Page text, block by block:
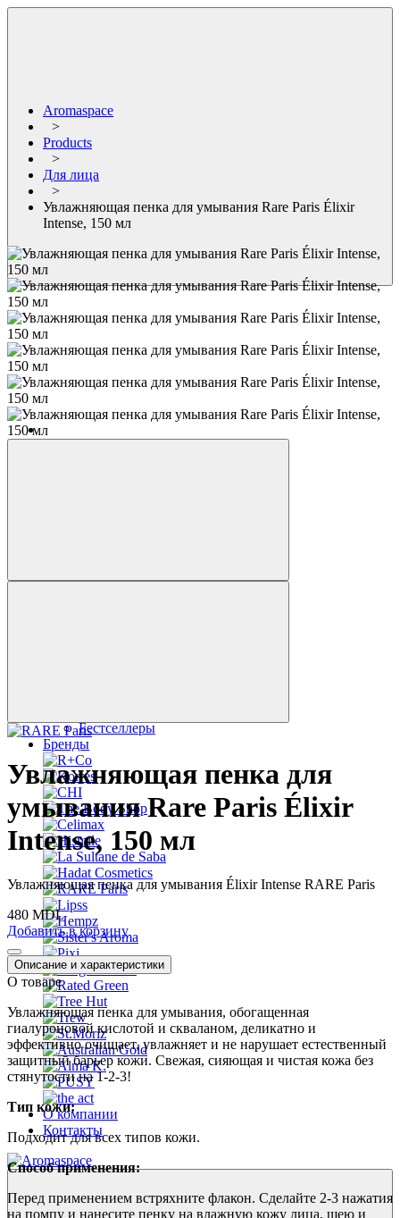
Каталог
Бестселлеры
Бренды
О компании
Контакты
Aromaspace
>
Products
>
Для лица
>
Увлажняющая пенка для умывания Rare Paris Élixir
Intense, 150 мл
Увлажняющая пенка для
умывания Rare Paris Élixir
Intense, 150 мл
Увлажняющая пенка для умывания Élixir Intense RARE Paris
480 MDL
Добавить в корзину
Описание и характеристики
О товаре
Увлажняющая пенка для умывания, обогащенная
гиалуроновой кислотой и скваланом, деликатно и
эффективно очищает, увлажняет и не нарушает естественный
защитный барьер кожи. Свежая, сияющая и чистая кожа без
стянутости на 1-2-3!
Тип кожи:
Подходит для всех типов кожи.
Способ применения:
Перед применением встряхните флакон. Сделайте 2-3 нажатия
на помпу и нанесите пенку на влажную кожу лица, шею и